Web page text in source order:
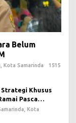
Belum
Kota Samarinda
1515
Strategi Khusus
Pasca
Kota